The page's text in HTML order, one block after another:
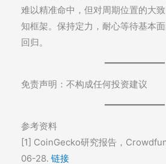
难以精准命中，但对周期位置的大
知框架。保持定力，耐心等待基本
回归。
免责声明：不构成任何投资建议
参考资料
[1] CoinGecko研究报告，
06-28. 链接